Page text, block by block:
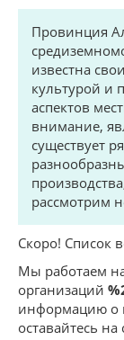
КОМАРКИ
РЕЦЕПТЫ
СТАТЬИ
УСЛУГИ
Провинция
известна
культурой и
аспектов
внимание,
существует
рассмотрим
Скоро! Список
Мы работаем
организаций
информацию о
оставайтесь